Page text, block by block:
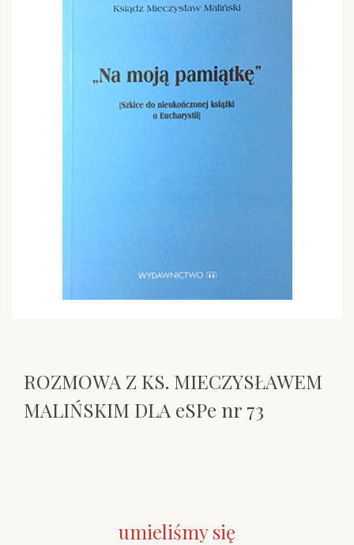
ROZMOWA Z KS. MIECZYSŁAWEM
MALIŃSKIM DLA eSPe nr 73
umieliśmysię